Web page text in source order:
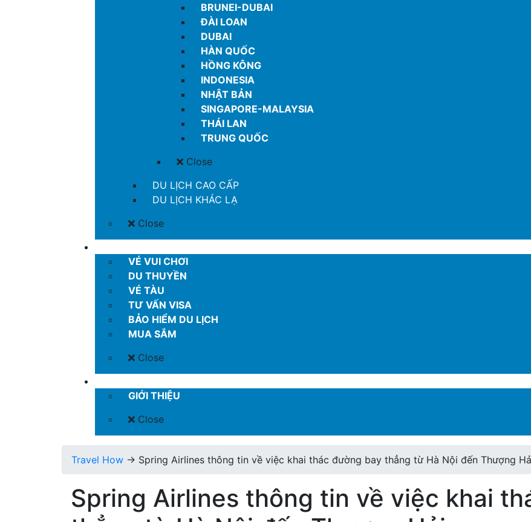
BRUNEI-DUBAI
ĐÀI LOAN
DUBAI
HÀN QUỐC
HỒNG KÔNG
INDONESIA
NHẬT BẢN
SINGAPORE-MALAYSIA
THÁI LAN
TRUNG QUỐC
Close
DU LỊCH CAO CẤP
DU LỊCH KHÁC LẠ
Close
VÉ VUI CHƠI
DU THUYỀN
VÉ TÀU
TƯ VẤN VISA
BẢO HIỂM DU LỊCH
MUA SẮM
Close
GIỚI THIỆU
Close
Travel How → Spring Airlines thông tin về việc khai thác đường bay thẳng từ Hà Nội đến Thượng
Spring Airlines thông tin về việc khai